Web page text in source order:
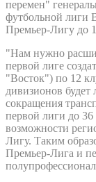
перемен"
футбольной лиги
Премьер-Лигу до
"Нам нужно
первой лиге
"Восток") по 12
дивизионов
сокращения
первой лиги до 36
возможности
Лигу. Таким
Премьер-Лига и